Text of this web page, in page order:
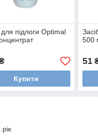
для підлоги Optimal
Купити
500
51